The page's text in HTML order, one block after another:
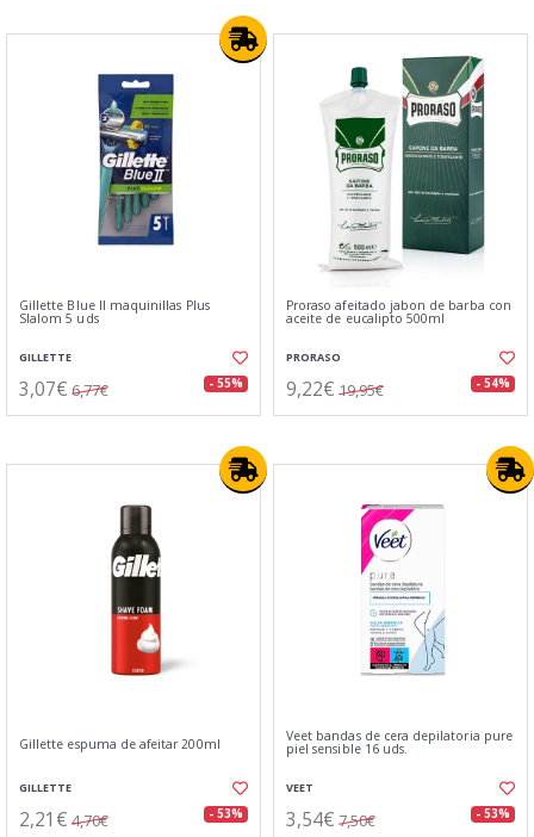
Gillette Blue II maquinillas Plus
Slalom 5 uds
GILLETTE
3,07€ 6,77€ - 55%
Proraso afeitado jabon de barba con
aceite de eucalipto 500ml
PRORASO
9,22€ 19,95€ - 54%
Gillette espuma de afeitar 200ml
GILLETTE
2,21€ 4,70€ - 53%
Veet bandas de cera depilatoria pure
piel sensible 16 uds.
VEET
3,54€ 7,50€ - 53%